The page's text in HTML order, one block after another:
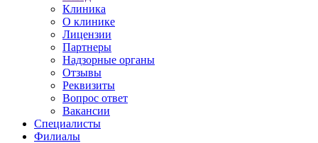
Клиника
О клинике
Лицензии
Партнеры
Надзорные органы
Отзывы
Реквизиты
Вопрос ответ
Вакансии
Специалисты
Филиалы